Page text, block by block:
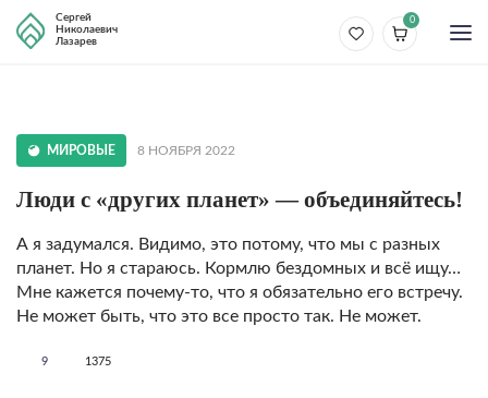
Сергей
Николаевич
Лазарев
0
МИРОВЫЕ 8 НОЯБРЯ 2022
Люди с «других планет» — объединяйтесь!
А я задумался. Видимо, это потому, что мы с разных
планет. Но я стараюсь. Кормлю бездомных и всё ищу…
Мне кажется почему-то, что я обязательно его встречу.
Не может быть, что это все просто так. Не может.
9 1375